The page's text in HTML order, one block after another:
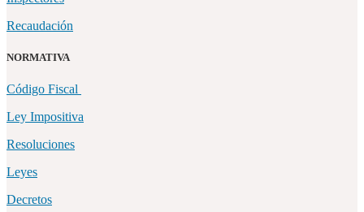
Recaudación
NORMATIVA
Código Fiscal
Ley Impositiva
Resoluciones
Leyes
Decretos